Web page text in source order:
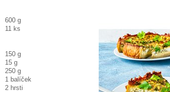
600 g
11 ks
150 g
15 g
250 g
1 balíček
2 hrsti